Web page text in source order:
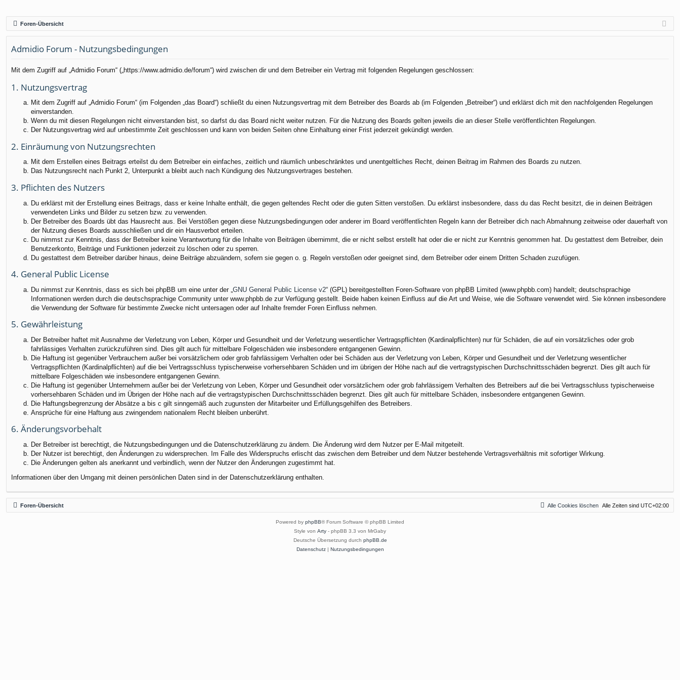
Foren-Übersicht
Admidio Forum - Nutzungsbedingungen
Mit dem Zugriff auf „Admidio Forum“ („https://www.admidio.de/forum“) wird zwischen dir und dem Betreiber ein Vertrag mit folgenden Regelungen geschlossen:
1. Nutzungsvertrag
Mit dem Zugriff auf „Admidio Forum“ (im Folgenden „das Board“) schließt du einen Nutzungsvertrag mit dem Betreiber des Boards ab (im Folgenden „Betreiber“) und erklärst dich mit den nachfolgenden Regelungen
einverstanden.
Wenn du mit diesen Regelungen nicht einverstanden bist, so darfst du das Board nicht weiter nutzen. Für die Nutzung des Boards gelten jeweils die an dieser Stelle veröffentlichten Regelungen.
Der Nutzungsvertrag wird auf unbestimmte Zeit geschlossen und kann von beiden Seiten ohne Einhaltung einer Frist jederzeit gekündigt werden.
2. Einräumung von Nutzungsrechten
Mit dem Erstellen eines Beitrags erteilst du dem Betreiber ein einfaches, zeitlich und räumlich unbeschränktes und unentgeltliches Recht, deinen Beitrag im Rahmen des Boards zu nutzen.
Das Nutzungsrecht nach Punkt 2, Unterpunkt a bleibt auch nach Kündigung des Nutzungsvertrages bestehen.
3. Pflichten des Nutzers
Du erklärst mit der Erstellung eines Beitrags, dass er keine Inhalte enthält, die gegen geltendes Recht oder die guten Sitten verstoßen. Du erklärst insbesondere, dass du das Recht besitzt, die in deinen Beiträgen
verwendeten Links und Bilder zu setzen bzw. zu verwenden.
Der Betreiber des Boards übt das Hausrecht aus. Bei Verstößen gegen diese Nutzungsbedingungen oder anderer im Board veröffentlichten Regeln kann der Betreiber dich nach Abmahnung zeitweise oder dauerhaft von
der Nutzung dieses Boards ausschließen und dir ein Hausverbot erteilen.
Du nimmst zur Kenntnis, dass der Betreiber keine Verantwortung für die Inhalte von Beiträgen übernimmt, die er nicht selbst erstellt hat oder die er nicht zur Kenntnis genommen hat. Du gestattest dem Betreiber, dein
Benutzerkonto, Beiträge und Funktionen jederzeit zu löschen oder zu sperren.
Du gestattest dem Betreiber darüber hinaus, deine Beiträge abzuändern, sofern sie gegen o. g. Regeln verstoßen oder geeignet sind, dem Betreiber oder einem Dritten Schaden zuzufügen.
4. General Public License
Du nimmst zur Kenntnis, dass es sich bei phpBB um eine unter der „ GNU General Public License v2“ (GPL) bereitgestellten Foren-Software von phpBB Limited (www.phpbb.com) handelt; deutschsprachige
Informationen werden durch die deutschsprachige Community unter www.phpbb.de zur Verfügung gestellt. Beide haben keinen Einfluss auf die Art und Weise, wie die Software verwendet wird. Sie können insbesondere
die Verwendung der Software für bestimmte Zwecke nicht untersagen oder auf Inhalte fremder Foren Einfluss nehmen.
5. Gewährleistung
Der Betreiber haftet mit Ausnahme der Verletzung von Leben, Körper und Gesundheit und der Verletzung wesentlicher Vertragspflichten (Kardinalpflichten) nur für Schäden, die auf ein vorsätzliches oder grob
fahrlässiges Verhalten zurückzuführen sind. Dies gilt auch für mittelbare Folgeschäden wie insbesondere entgangenen Gewinn.
Die Haftung ist gegenüber Verbrauchern außer bei vorsätzlichem oder grob fahrlässigem Verhalten oder bei Schäden aus der Verletzung von Leben, Körper und Gesundheit und der Verletzung wesentlicher
Vertragspflichten (Kardinalpflichten) auf die bei Vertragsschluss typischerweise vorhersehbaren Schäden und im übrigen der Höhe nach auf die vertragstypischen Durchschnittsschäden begrenzt. Dies gilt auch für
mittelbare Folgeschäden wie insbesondere entgangenen Gewinn.
Die Haftung ist gegenüber Unternehmern außer bei der Verletzung von Leben, Körper und Gesundheit oder vorsätzlichem oder grob fahrlässigem Verhalten des Betreibers auf die bei Vertragsschluss typischerweise
vorhersehbaren Schäden und im Übrigen der Höhe nach auf die vertragstypischen Durchschnittsschäden begrenzt. Dies gilt auch für mittelbare Schäden, insbesondere entgangenen Gewinn.
Die Haftungsbegrenzung der Absätze a bis c gilt sinngemäß auch zugunsten der Mitarbeiter und Erfüllungsgehilfen des Betreibers.
Ansprüche für eine Haftung aus zwingendem nationalem Recht bleiben unberührt.
6. Änderungsvorbehalt
Der Betreiber ist berechtigt, die Nutzungsbedingungen und die Datenschutzerklärung zu ändern. Die Änderung wird dem Nutzer per E-Mail mitgeteilt.
Der Nutzer ist berechtigt, den Änderungen zu widersprechen. Im Falle des Widerspruchs erlischt das zwischen dem Betreiber und dem Nutzer bestehende Vertragsverhältnis mit sofortiger Wirkung.
Die Änderungen gelten als anerkannt und verbindlich, wenn der Nutzer den Änderungen zugestimmt hat.
Informationen über den Umgang mit deinen persönlichen Daten sind in der Datenschutzerklärung enthalten.
Foren-Übersicht Alle Zeiten sind UTC+02:00
Alle Cookies löschen
Powered by phpBB® Forum Software © phpBB Limited
Style von Arty - phpBB 3.3 von MrGaby
Deutsche Übersetzung durch phpBB.de
Datenschutz| Nutzungsbedingungen